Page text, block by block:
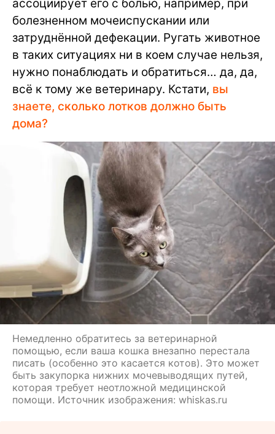
ассоциирует его с болью, например, при
болезненном мочеиспускании или
затруднённой дефекации. Ругать животное
в таких ситуациях ни в коем случае нельзя,
нужно понаблюдать и обратиться… да, да,
всё к тому же ветеринару. Кстати, вы
знаете, сколько лотков должно быть
дома?
Немедленно обратитесь за ветеринарной
помощью, если ваша кошка внезапно перестала
писать (особенно это касается котов). Это может
быть закупорка нижних мочевыводящих путей,
которая требует неотложной медицинской
помощи. Источник изображения: whiskas.ru